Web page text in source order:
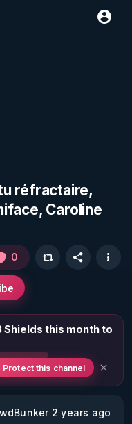
réfractaire,
Caroline
0
Shields this month to
Protect this channel
2 years ago